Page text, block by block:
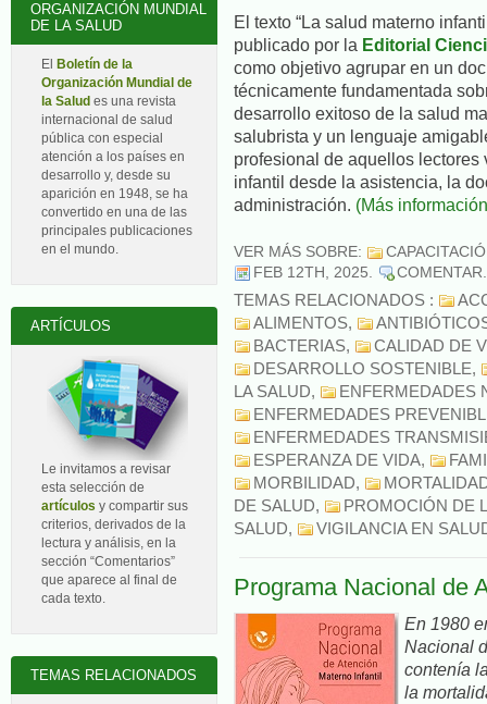
El texto “La salud materno
publicado por la Editorial
como objetivo agrupar en un
técnicamente fundamentada
desarrollo exitoso de la salud
salubrista y un lenguaje
profesional de aquellos
infantil desde la asistencia, la
administración. (Más
VER MÁS SOBRE:
FEB 12TH, 2025. COMENTAR
TEMAS RELACIONADOS :
ALIMENTOS,
BACTERIAS,
CALIDAD DE
DESARROLLO SOSTENIBLE,
LA SALUD,
ENFERMEDADES
ENFERMEDADES
ENFERMEDADES
ESPERANZA DE VIDA,
MORBILIDAD,
DE SALUD,
PROMOCIÓN DE
SALUD, VIGILANCIA EN
Programa Nacional de
En 1980
Nacional
contenía
la
ORGANIZACIÓN MUNDIAL
DE LA SALUD
El Boletín de la
Organización Mundial de
la Salud es una revista
internacional de salud
pública con especial
atención a los países en
desarrollo y, desde su
aparición en 1948, se ha
convertido en una de las
principales publicaciones
en el mundo.
ARTÍCULOS
Le invitamos a revisar
esta selección de
artículos y compartir sus
criterios, derivados de la
lectura y análisis, en la
sección “Comentarios”
que aparece al final de
cada texto.
TEMAS RELACIONADOS